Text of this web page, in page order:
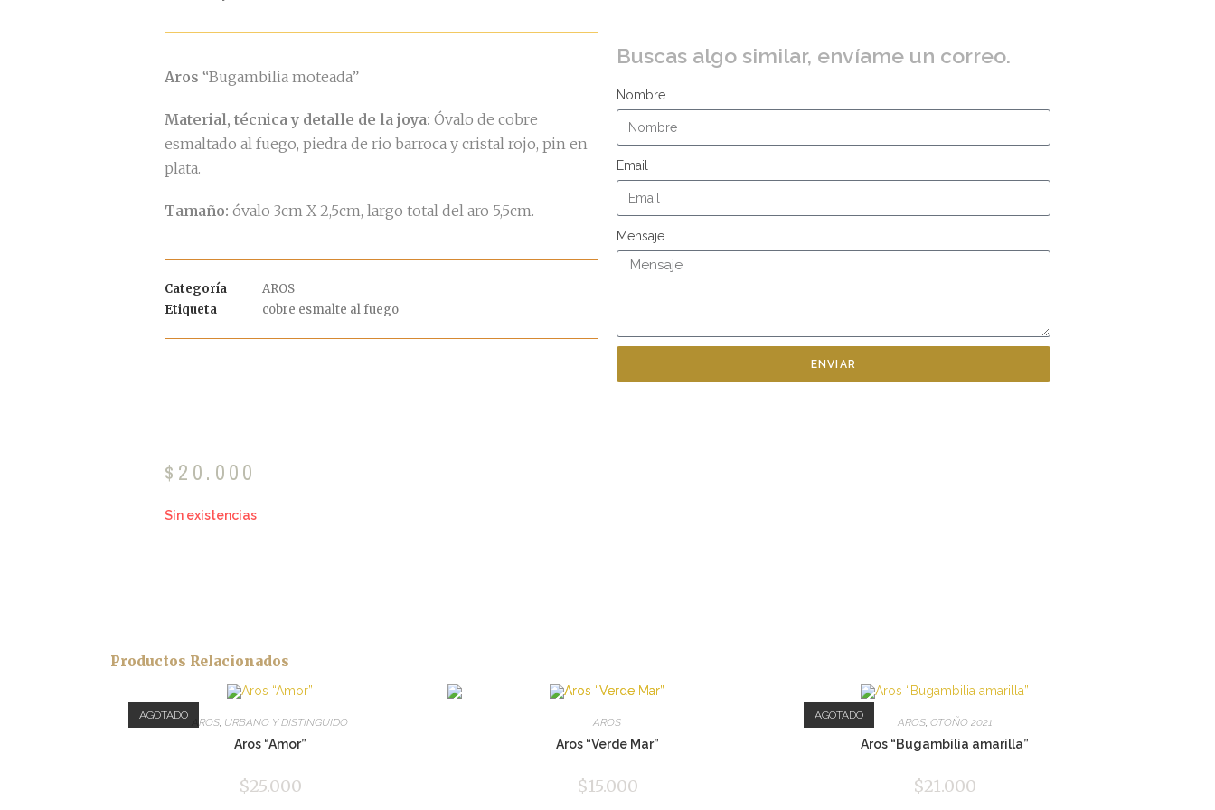
Aros “Bugambilia moteada”
Material, técnica y detalle de la joya: Óvalo de cobre
esmaltado al fuego, piedra de rio barroca y cristal rojo, pin en
plata.
Tamaño: óvalo 3cm X 2,5cm, largo total del aro 5,5cm.
Categoría
AROS
Etiqueta
cobre esmalte al fuego
$ 20.000
Sin existencias
Buscas algo similar, envíame un correo.
Nombre
Email
Mensaje
ENVIAR
Productos Relacionados
AGOTADO
AROS, URBANO Y DISTINGUIDO
Aros “Amor”
$25.000
AROS
Aros “Verde Mar”
$15.000
AGOTADO
AROS, OTOÑO 2021
Aros “Bugambilia amarilla”
$21.000